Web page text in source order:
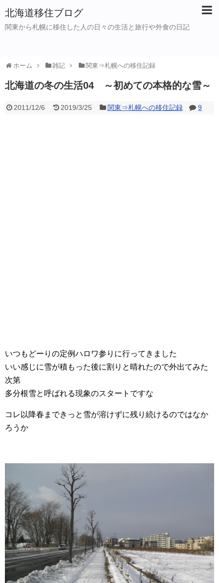
北海道移住ブログ
関東から札幌に移住した人の日々の生活と旅行や外食の日記
ホーム 雑記 関東⇒札幌への移住記録
北海道の冬の生活04 ～初めての本格的な雪～
2011/12/6 2019/3/25 関東⇒札幌への移住記録 9
いつもどーりの定例ハロワ参りに行ってきました
いい感じに雪が積もった後に割りと晴れたので外出てみた
次第
多分根雪と呼ばれる現象のスタートですな
コレ以降春まできっと雪が溶けずに残り続けるのではなか
ろうか